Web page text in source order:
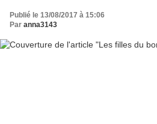
Publié le 13/08/2017 à 15:06
Par anna3143